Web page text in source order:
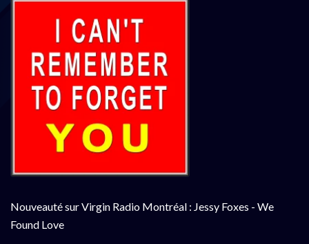
Nouveauté sur Virgin Radio Montréal : Jessy Foxes - We
Found Love